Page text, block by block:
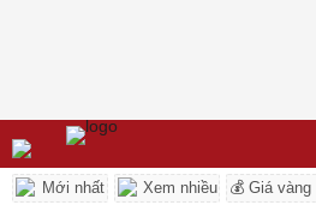
Mới nhất Xem nhiều 💰 Giá vàng